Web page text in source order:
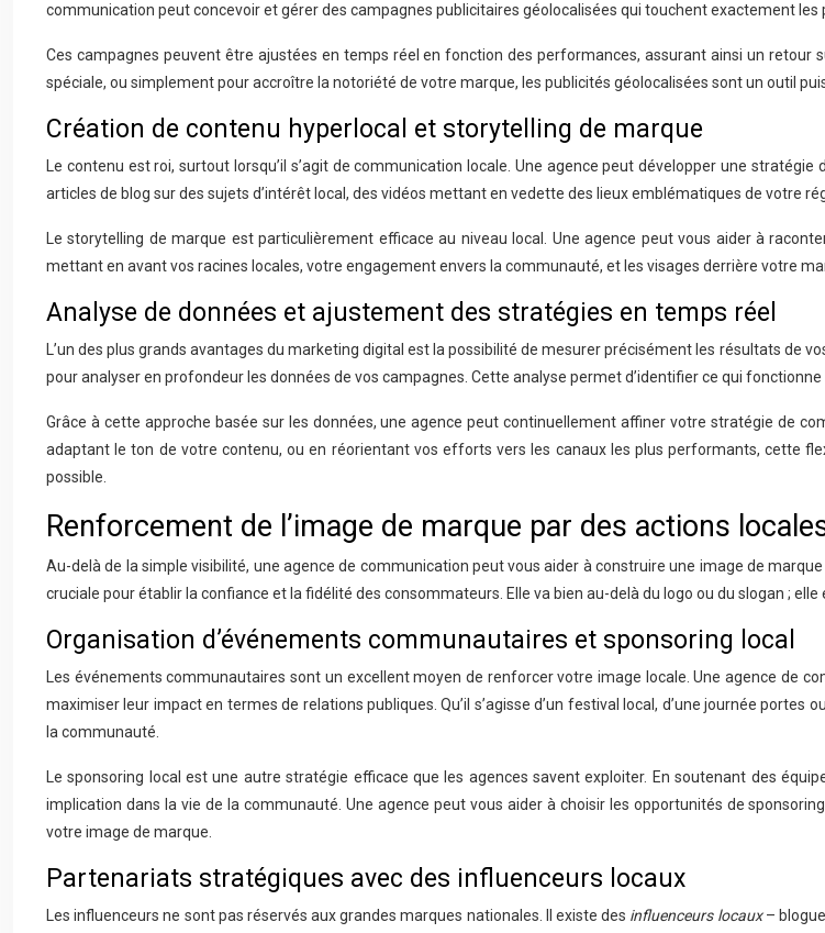
communication peut concevoir et gérer des campagnes publicitaires géolocalisées qui touchent exactement
Ces campagnes peuvent être ajustées en temps réel en fonction des performances, assurant ainsi un
spéciale, ou simplement pour accroître la notoriété de votre marque, les publicités géolocalisées sont un outil
Création de contenu hyperlocal et storytelling de marque
Le contenu est roi, surtout lorsqu’il s’agit de communication locale. Une agence peut développer une stratégie
articles de blog sur des sujets d’intérêt local, des vidéos mettant en vedette des lieux emblématiques de votre
Le storytelling de marque est particulièrement efficace au niveau local. Une agence peut vous aider à
mettant en avant vos racines locales, votre engagement envers la communauté, et les visages derrière votre
Analyse de données et ajustement des stratégies en temps réel
L’un des plus grands avantages du marketing digital est la possibilité de mesurer précisément les résultats de
pour analyser en profondeur les données de vos campagnes. Cette analyse permet d’identifier ce qui
Grâce à cette approche basée sur les données, une agence peut continuellement affiner votre stratégie de
adaptant le ton de votre contenu, ou en réorientant vos efforts vers les canaux les plus performants, cette
possible.
Renforcement de l’image de marque par des actions
Au-delà de la simple visibilité, une agence de communication peut vous aider à construire une image de
cruciale pour établir la confiance et la fidélité des consommateurs. Elle va bien au-delà du logo ou du slogan ;
Organisation d’événements communautaires et sponsoring local
Les événements communautaires sont un excellent moyen de renforcer votre image locale. Une agence de
maximiser leur impact en termes de relations publiques. Qu’il s’agisse d’un festival local, d’une journée
la communauté.
Le sponsoring local est une autre stratégie efficace que les agences savent exploiter. En soutenant des
implication dans la vie de la communauté. Une agence peut vous aider à choisir les opportunités de
votre image de marque.
Partenariats stratégiques avec des influenceurs locaux
Les influenceurs ne sont pas réservés aux grandes marques nationales. Il existe des influenceurs locaux–